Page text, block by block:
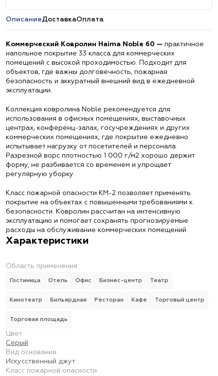
ОписаниеДоставкаОплата
Коммерческий Ковролин Haima Noble 60 — практичное
напольное покрытие 33 класса для коммерческих
помещений с высокой проходимостью. Подходит для
объектов, где важны долговечность, пожарная
безопасность и аккуратный внешний вид в ежедневной
эксплуатации.
Коллекция ковролина Noble рекомендуется для
использования в офисных помещениях, выставочных
центрах, конференц-залах, госучреждениях и других
коммерческих помещениях, где покрытие ежедневно
испытывает нагрузку от посетителей и персонала.
Разрезной ворс плотностью 1 000 г/м2 хорошо держит
форму, не разбивается со временем и упрощает
регулярную уборку.
Класс пожарной опасности КМ-2 позволяет применять
покрытие на объектах с повышенными требованиями к
безопасности. Ковролин рассчитан на интенсивную
эксплуатацию и помогает сохранять прогнозируемые
расходы на обслуживание коммерческих помещений.
Характеристики
Область применения
Гостиница Отель Офис Бизнес-центр Театр
Кинотеатр Бильярдная Ресторан Кафе Торговый центр
Торговая площадь
Цвет
Серый
Вид основания
Искусственный джут
Класс пожарной опасности